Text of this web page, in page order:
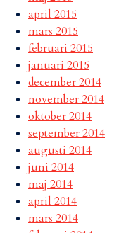
april 2015
mars 2015
februari 2015
januari 2015
december 2014
november 2014
oktober 2014
september 2014
augusti 2014
juni 2014
maj 2014
april 2014
mars 2014